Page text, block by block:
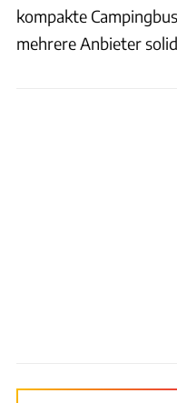
kompakte
mehrere Anbieter